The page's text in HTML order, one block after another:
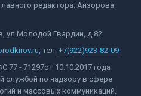
редактора: Анзорова
ул.Молодой Гвардии, д.82
, тел: +7(922)923-82-09
- 71297от 10.10.2017 года
службой по надзору в сфере
и массовых коммуникаций.